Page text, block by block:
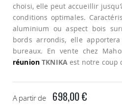
choisi, elle peut accueillir
conditions optimales.
aluminium ou aspect bois
bords arrondis, elle
bureaux. En vente chez
réunionTKNIKA est notre coup
A partir de 698,00 €